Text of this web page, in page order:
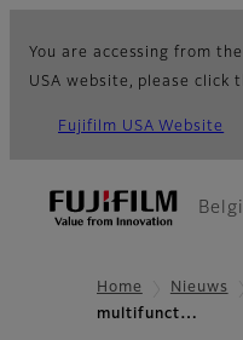
You are accessing from
USA website, please click
Fujifilm USA Website
Home Nieuws
multifunct…